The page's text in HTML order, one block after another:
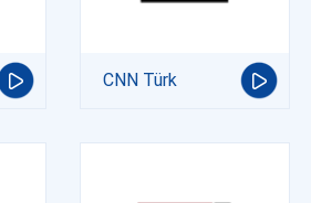
CNN Türk